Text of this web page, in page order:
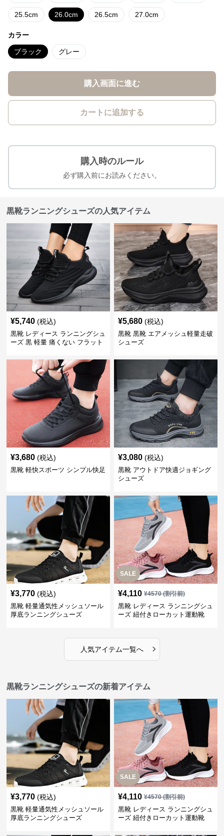
25.5cm 26.0cm 26.5cm 27.0cm
カラー
ブラック グレー
購入画面に進む
カートに追加する
購入時のルール
必ず購入前にお読みください。
黒靴ランニングシューズの人気アイテム
¥5,740 (税込)
黒靴 レディース ランニングシュ
ーズ 黒 軽量 痛くない フラット
¥5,680 (税込)
黒靴 黒靴 エアメッシュ軽量走破
シューズ
¥3,680 (税込)
黒靴 軽快スポーツ シンプル快足
¥3,080 (税込)
黒靴 アウトドア快適ジョギング
シューズ
¥3,770 (税込)
黒靴 軽量通気性メッシュソール
厚底ランニングシューズ
SALE
¥4,110 ¥4570(割引前)
黒靴 レディース ランニングシュ
ーズ 紐付きローカット運動靴
人気アイテム一覧へ ›
黒靴ランニングシューズの新着アイテム
¥3,770 (税込)
黒靴 軽量通気性メッシュソール
厚底ランニングシューズ
SALE
¥4,110 ¥4570(割引前)
黒靴 レディース ランニングシュ
ーズ 紐付きローカット運動靴